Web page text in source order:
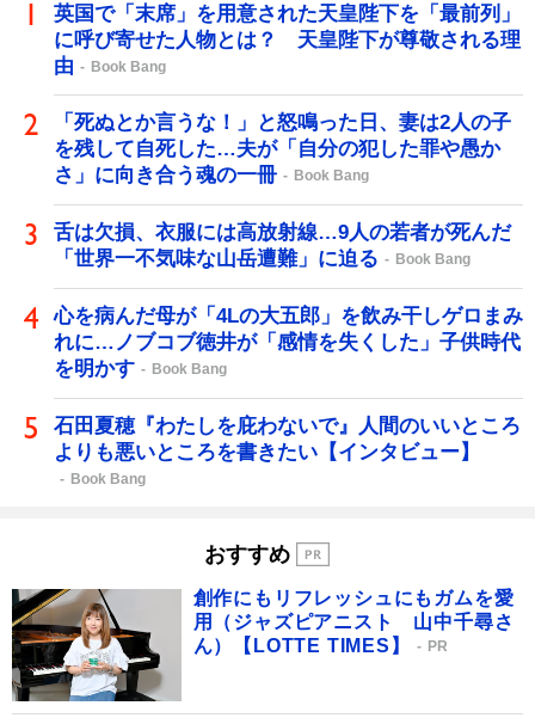
英国で「末席」を用意された天皇陛下を「最前列」
に呼び寄せた人物とは？ 天皇陛下が尊敬される理
由
Book Bang
「死ぬとか言うな！」と怒鳴った日、妻は2人の子
を残して自死した…夫が「自分の犯した罪や愚か
さ」に向き合う魂の一冊
Book Bang
舌は欠損、衣服には高放射線…9人の若者が死んだ
「世界一不気味な山岳遭難」に迫る
Book Bang
心を病んだ母が「4Lの大五郎」を飲み干しゲロまみ
れに…ノブコブ徳井が「感情を失くした」子供時代
を明かす
Book Bang
石田夏穂『わたしを庇わないで』人間のいいところ
よりも悪いところを書きたい【インタビュー】
Book Bang
おすすめ
創作にもリフレッシュにもガムを愛
用（ジャズピアニスト 山中千尋さ
ん）【LOTTE TIMES】
PR